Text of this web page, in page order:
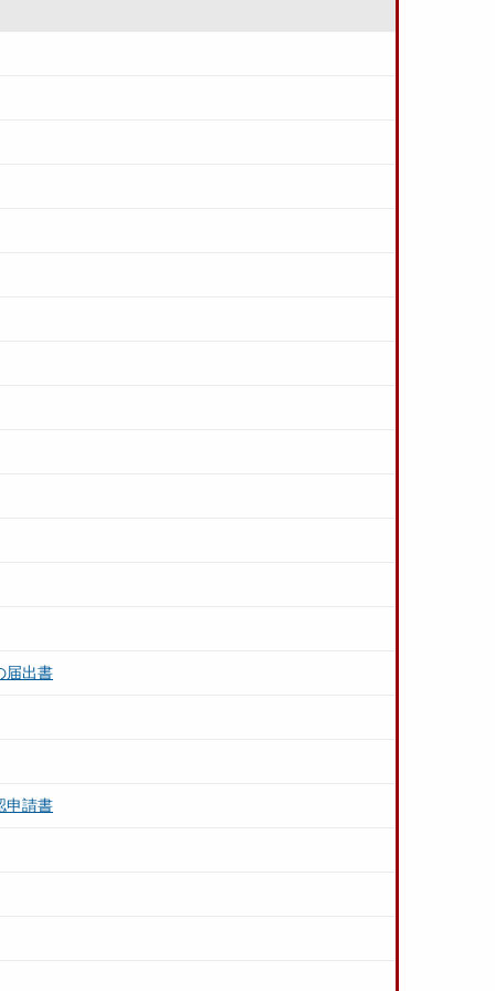
届出書
申請書